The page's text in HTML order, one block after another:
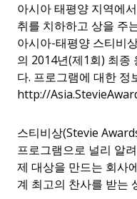
아시아 태평양 지역에
취를 치하하고 상을 주
아시아-태평양 스티비
의 2014년(제1회) 최종
다. 프로그램에 대한 정
http://
스티비상(Stevie
프로그램으로 널리 알
제 대상을 만드는 회사
계 최고의 찬사를 받는